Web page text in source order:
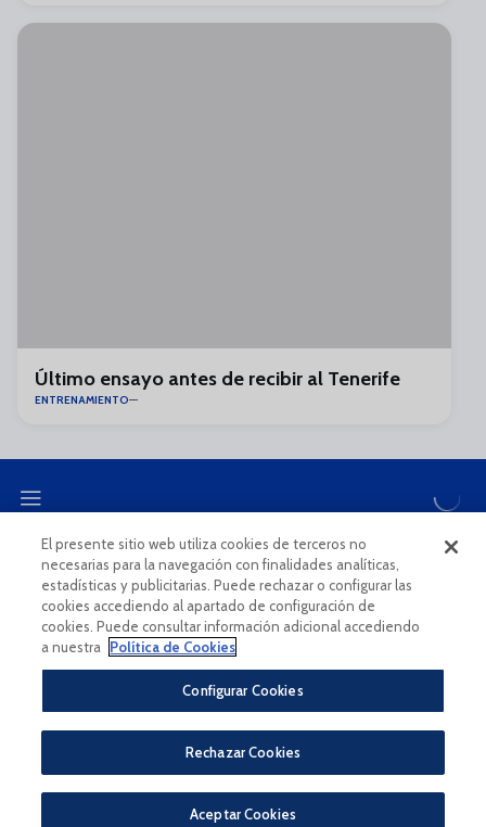
Último ensayo antes de recibir al Tenerife
ENTRENAMIENTO
CANAL ÉTICO
Política De Privacidad
PÀGINA OFICIAL © MÁLAGA CF 2023
El presente sitio web utiliza cookies de terceros no
necesarias para la navegación con finalidades analíticas,
estadísticas y publicitarias. Puede rechazar o configurar las
cookies accediendo al apartado de configuración de
cookies. Puede consultar información adicional accediendo
a nuestra
Política de Cookies
Configurar Cookies
Rechazar Cookies
Aceptar Cookies